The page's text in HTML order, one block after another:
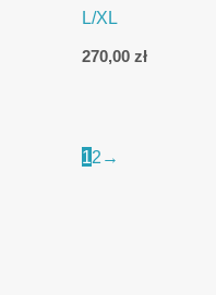
L/XL
270,00 zł
12 →